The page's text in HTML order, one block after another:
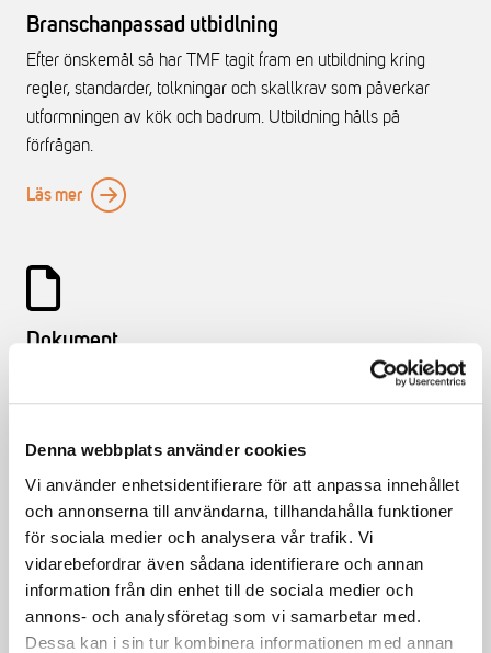
Denna webbplats använder cookies
Vi använder enhetsidentifierare för att anpassa innehållet
och annonserna till användarna, tillhandahålla funktioner
för sociala medier och analysera vår trafik. Vi
vidarebefordrar även sådana identifierare och annan
information från din enhet till de sociala medier och
annons- och analysföretag som vi samarbetar med.
Dessa kan i sin tur kombinera informationen med annan
Branschanpassad utbidlning
Efter önskemål så har TMF tagit fram en utbildning kring
regler, standarder, tolkningar och skallkrav som påverkar
utformningen av kök och badrum. Utbildning hålls på
förfrågan.
Läs mer
Dokument
Vi har samlat användbara dokument för branschgruppen.
Källsortering i bostaden
Branschstandarden som våra medlemsföretag varit med och
utarbetat.